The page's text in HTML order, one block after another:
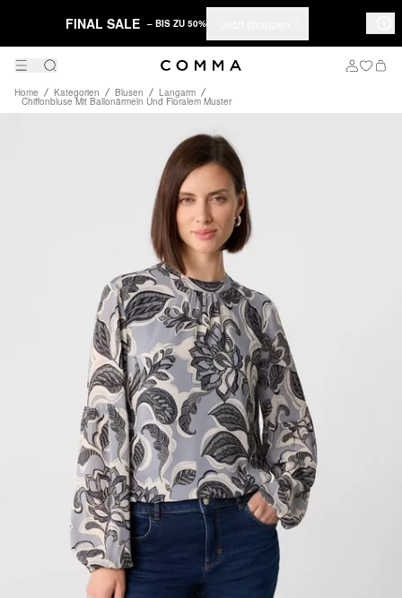
FINAL SALE – BIS ZU 50%
Home Kategorien Blusen Langarm
Chiffonbluse Mit Ballonärmeln Und Floralem Muster